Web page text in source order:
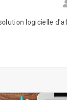
logicielle